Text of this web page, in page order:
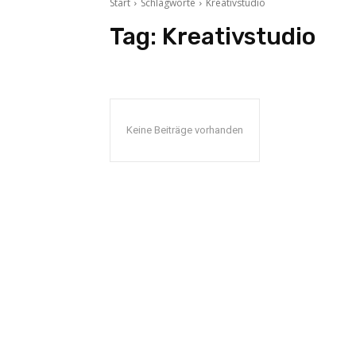
Start Schlagworte Kreativstudio
Tag: Kreativstudio
Keine Beiträge vorhanden